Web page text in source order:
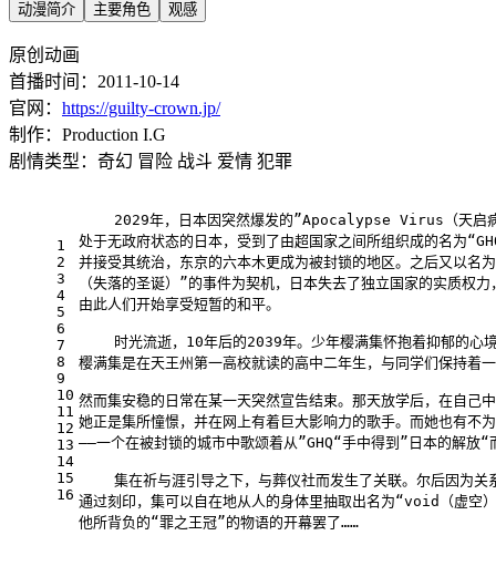
动漫简介 主要角色 观感
原创动画
首播时间：2011-10-14
官网： https://guilty-crown.jp/
制作：Production I.G
剧情类型：奇幻 冒险 战斗 爱情 犯罪
1
2
3
4
5
6
7
8
9
10
11
12
13
14
15
16
2029年，日本因突然爆发的”Apocalypse Virus（天启病
处于无政府状态的日本，受到了由超国家之间所组织成的名为
并接受其统治，东京的六本木更成为被封锁的地区。之后又
（失落的圣诞）”的事件为契机，日本失去了独立国家的实质权
由此人们开始享受短暂的和平。
时光流逝，10年后的2039年。少年樱满集怀抱着抑郁的心
樱满集是在天王州第一高校就读的高中二年生，与同学们保持着
然而集安稳的日常在某一天突然宣告结束。那天放学后，在自己
她正是集所憧憬，并在网上有着巨大影响力的歌手。而她也有不
——一个在被封锁的城市中歌颂着从”GHQ“手中得到”日本的解放
集在祈与涯引导之下，与葬仪社而发生了关联。尔后因为
通过刻印，集可以自在地从人的身体里抽取出名为“void（虚空
他所背负的“罪之王冠”的物语的开幕罢了……